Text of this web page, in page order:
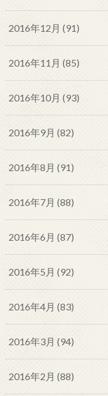
2016年12月 (91)
2016年11月 (85)
2016年10月 (93)
2016年9月 (82)
2016年8月 (91)
2016年7月 (88)
2016年6月 (87)
2016年5月 (92)
2016年4月 (83)
2016年3月 (94)
2016年2月 (88)